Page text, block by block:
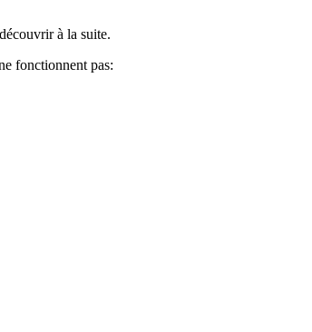
à la suite.
fonctionnent pas: